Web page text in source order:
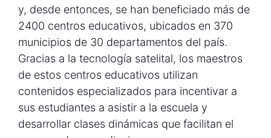
y, desde entonces, se han beneficiado más de
2400 centros educativos, ubicados en 370
municipios de 30 departamentos del país.
Gracias a la tecnología satelital, los maestros
de estos centros educativos utilizan
contenidos especializados para incentivar a
sus estudiantes a asistir a la escuela y
desarrollar clases dinámicas que facilitan el